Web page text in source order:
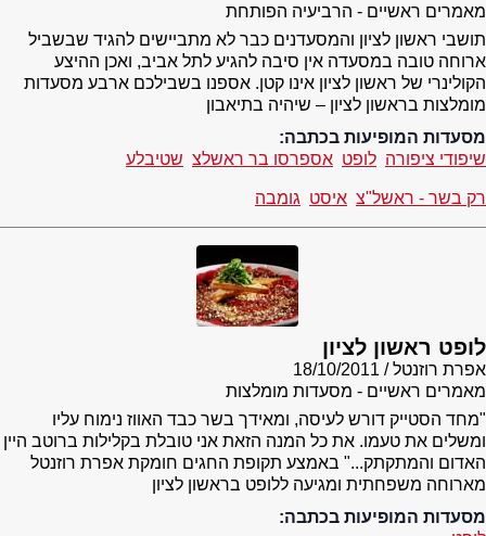
מאמרים ראשיים - הרביעיה הפותחת
תושבי ראשון לציון והמסעדנים כבר לא מתביישים להגיד שבשביל
ארוחה טובה במסעדה אין סיבה להגיע לתל אביב, ואכן ההיצע
הקולינרי של ראשון לציון אינו קטן. אספנו בשבילכם ארבע מסעדות
מומלצות בראשון לציון – שיהיה בתיאבון
מסעדות המופיעות בכתבה:
שיפודי ציפורה לופט אספרסו בר ראשלצ שטיבלע
רק בשר - ראשל"צ איסט גומבה
לופט ראשון לציון
אפרת רוזנטל
18/10/2011
מאמרים ראשיים - מסעדות מומלצות
"מחד הסטייק דורש לעיסה, ומאידך בשר כבד האווז נימוח עליו
ומשלים את טעמו. את כל המנה הזאת אני טובלת בקלילות ברוטב היין
האדום והמתקתק..." באמצע תקופת החגים חומקת אפרת רוזנטל
מארוחה משפחתית ומגיעה ללופט בראשון לציון
מסעדות המופיעות בכתבה: